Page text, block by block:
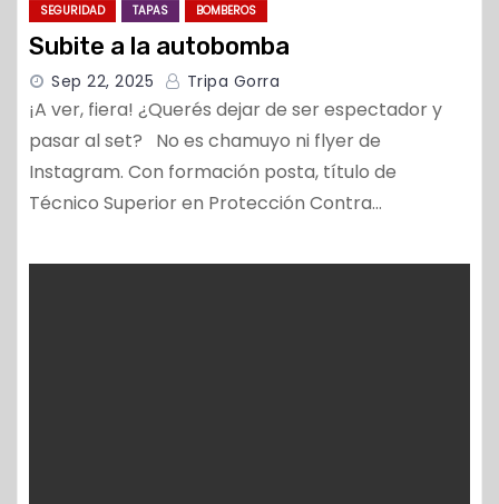
SEGURIDAD TAPAS BOMBEROS
Subite a la autobomba
Sep 22, 2025 Tripa Gorra
¡A ver, fiera! ¿Querés dejar de ser espectador y
pasar al set? No es chamuyo ni flyer de
Instagram. Con formación posta, título de
Técnico Superior en Protección Contra…